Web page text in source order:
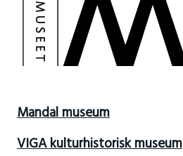
Mandal museum
VIGA kulturhistorisk museum